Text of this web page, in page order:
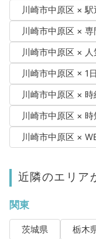
川崎市中原区 ×
川崎市中原区 × 専
川崎市中原区 × 人
川崎市中原区 × 1
川崎市中原区 × 時
川崎市中原区 ×
川崎市中原区 ×
近隣のエリア
関東
茨城県 栃木